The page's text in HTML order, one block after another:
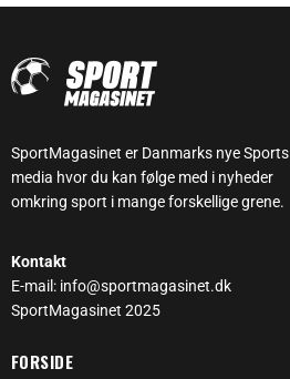
SportMagasinet er Danmarks nye Sports
media hvor du kan følge med i nyheder
omkring sport i mange forskellige grene.
Kontakt
E-mail: info@sportmagasinet.dk
SportMagasinet 2025
FORSIDE